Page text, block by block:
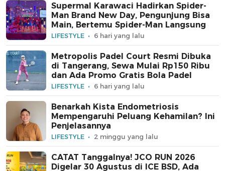
Supermal Karawaci Hadirkan Spider-
Man Brand New Day, Pengunjung Bisa
Main, Bertemu Spider-Man Langsung
LIFESTYLE 6 hari yang lalu
Metropolis Padel Court Resmi Dibuka
di Tangerang, Sewa Mulai Rp150 Ribu
dan Ada Promo Gratis Bola Padel
LIFESTYLE 6 hari yang lalu
Benarkah Kista Endometriosis
Mempengaruhi Peluang Kehamilan? Ini
Penjelasannya
LIFESTYLE 2 minggu yang lalu
CATAT Tanggalnya! JCO RUN 2026
Digelar 30 Agustus di ICE BSD, Ada